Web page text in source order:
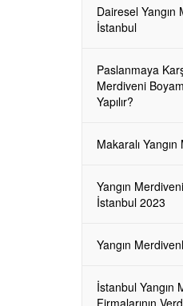
Dairesel Yangın
İstanbul
Paslanmaya
Merdiveni
Yapılır?
Makaralı
Yangın
İstanbul 2023
Yangın
İstanbul Yangın